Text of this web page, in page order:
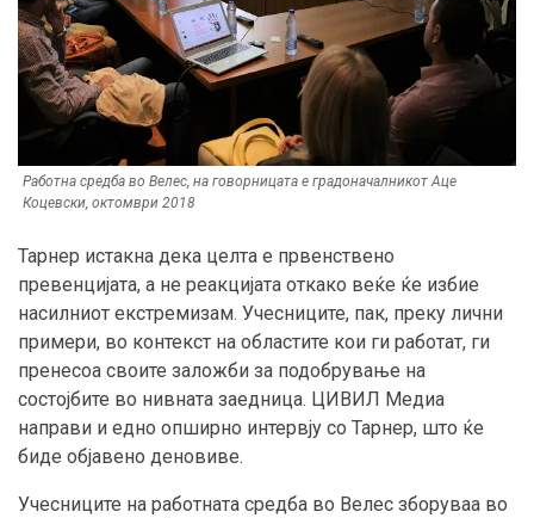
Работна средба во Велес, на говорницата е градоначалникот Аце
Коцевски, октомври 2018
Тарнер истакна дека целта е првенствено
превенцијата, а не реакцијата откако веќе ќе избие
насилниот екстремизам. Учесниците, пак, преку лични
примери, во контекст на областите кои ги работат, ги
пренесоа своите заложби за подобрување на
состојбите во нивната заедница. ЦИВИЛ Медиа
направи и едно опширно интервју со Тарнер, што ќе
биде објавено деновиве.
Учесниците на работната средба во Велес зборуваа во